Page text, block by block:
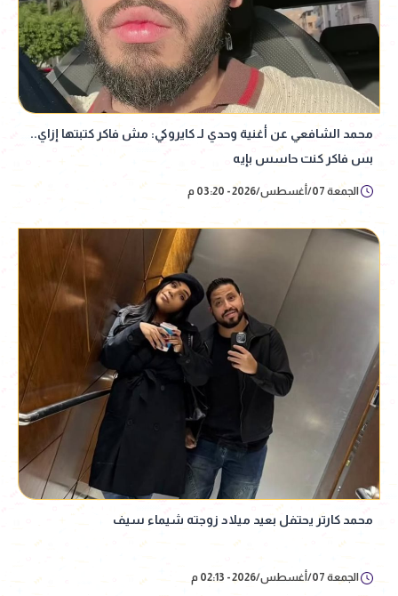
محمد الشافعي عن أغنية وحدي لـ كايروكي: مش فاكر كتبتها إزاي..
بس فاكر كنت حاسس بإيه
الجمعة 07/أغسطس/2026 - 03:20 م
محمد كارتر يحتفل بعيد ميلاد زوجته شيماء سيف
الجمعة 07/أغسطس/2026 - 02:13 م